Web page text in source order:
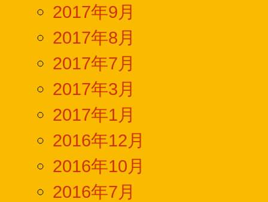
2017年9月
2017年8月
2017年7月
2017年3月
2017年1月
2016年12月
2016年10月
2016年7月